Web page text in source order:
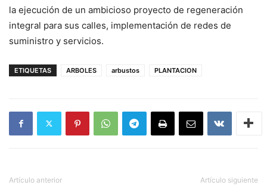
la ejecución de un ambicioso proyecto de regeneración
integral para sus calles, implementación de redes de
suministro y servicios.
ETIQUETAS ARBOLES arbustos PLANTACION
Artículo anterior Artículo siguiente